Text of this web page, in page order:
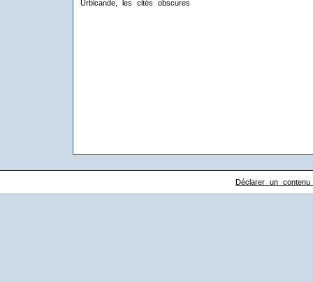
Urbicande, les cités obscures
Déclarer un contenu